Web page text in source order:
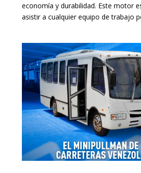
economía y durabilidad. Este motor
asistir a cualquier equipo de trabajo